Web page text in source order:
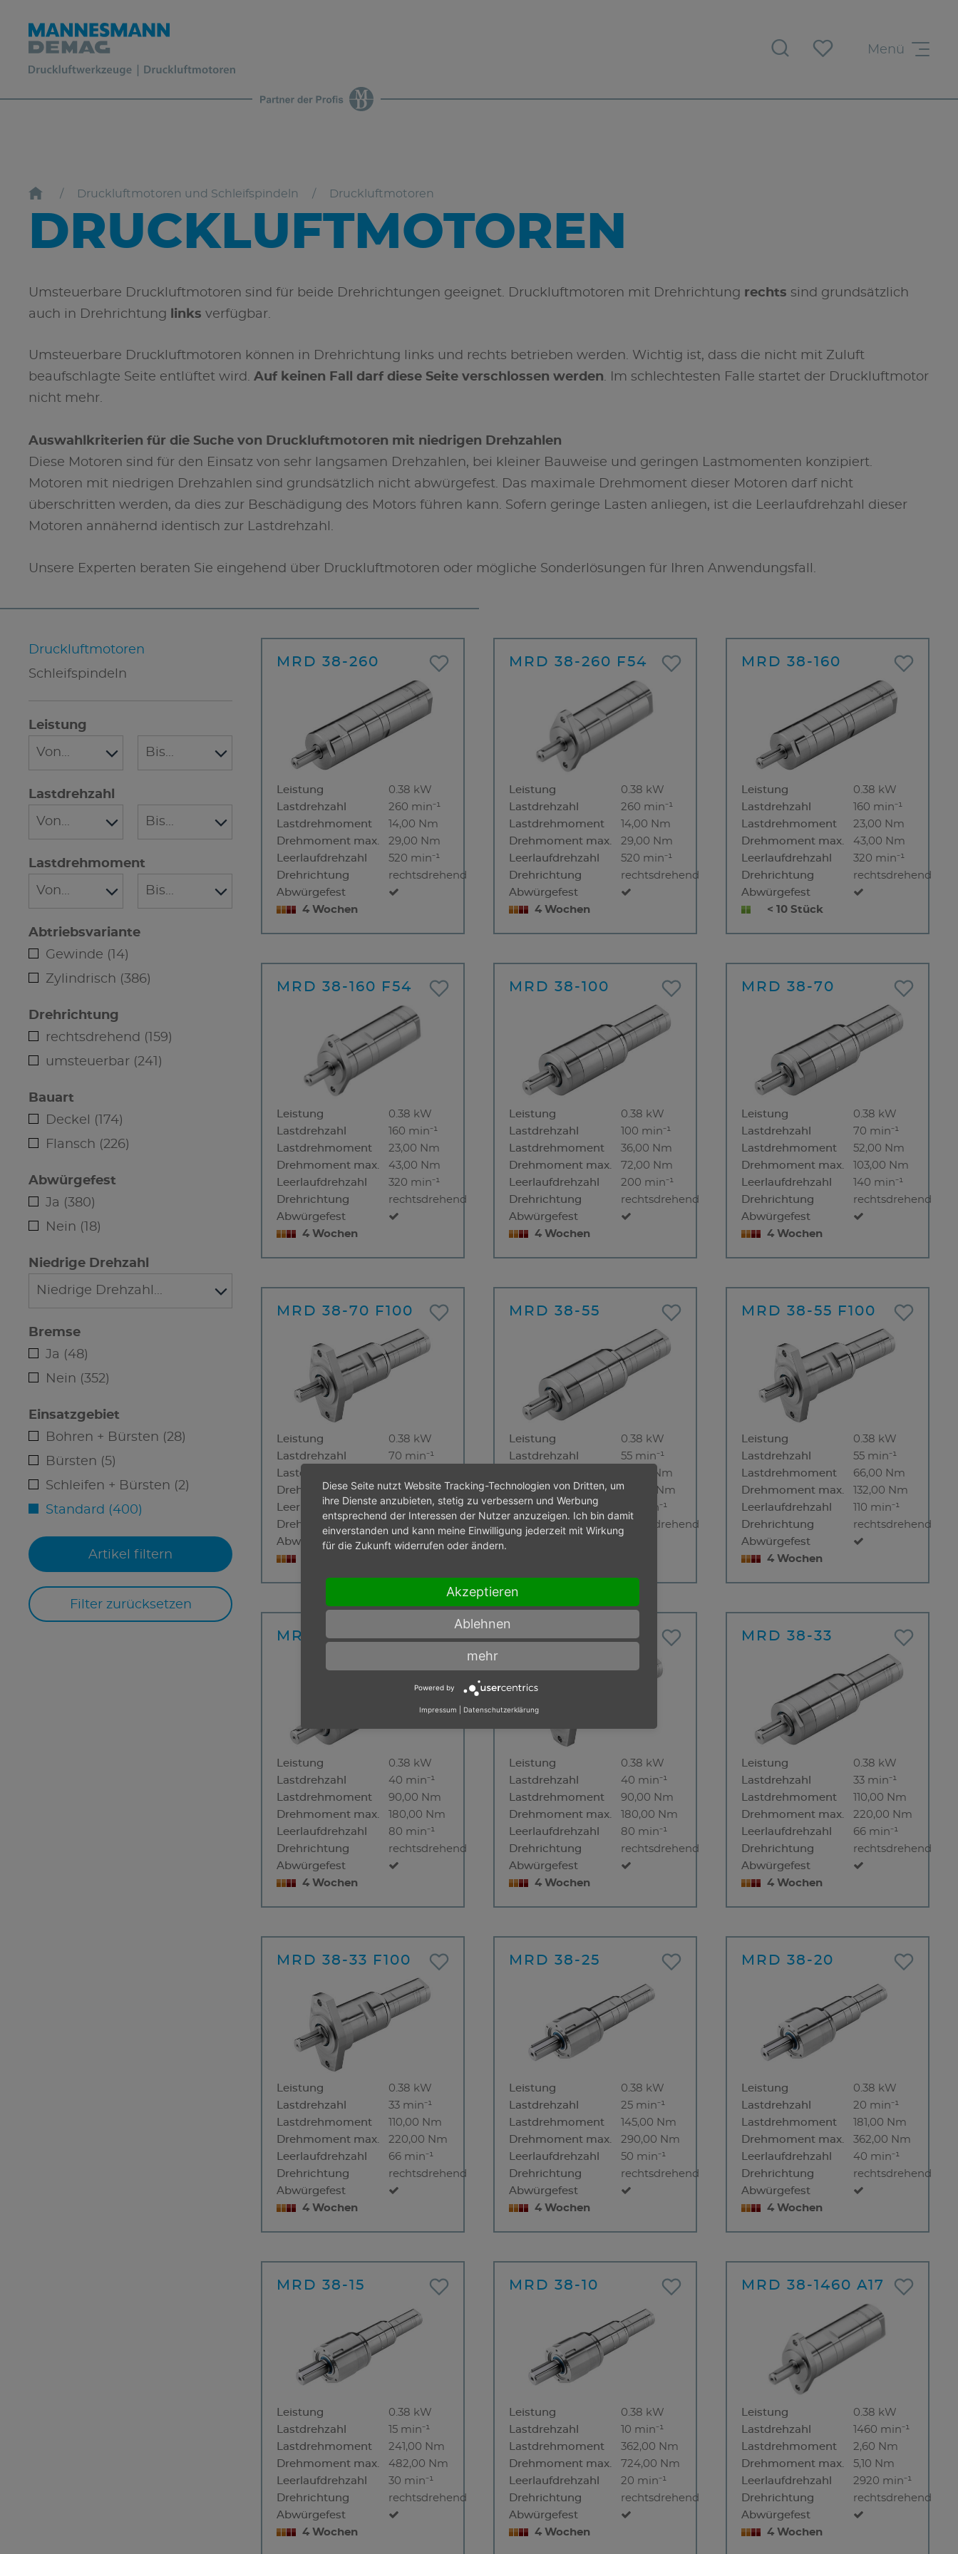
Menü
Druckluftmotoren und Schleifspindeln Druckluftmotoren
DRUCKLUFTMOTOREN
Umsteuerbare Druckluftmotoren sind für beide Drehrichtungen geeignet. Druckluftmotoren mit Drehrichtung rechts sind grundsätzlich
auch in Drehrichtung
links verfügbar.
Umsteuerbare Druckluftmotoren können in Drehrichtung links und rechts betrieben werden. Wichtig ist, dass die nicht mit Zuluft
beaufschlagte Seite entlüftet wird. Auf keinen Fall darf diese Seite verschlossen werden. Im schlechtesten Falle startet der Druckluftmotor
nicht mehr.
Auswahlkriterien für die Suche von Druckluftmotoren mit niedrigen Drehzahlen
Diese Motoren sind für den Einsatz von sehr langsamen Drehzahlen, bei kleiner Bauweise und geringen Lastmomenten konzipiert.
Motoren mit niedrigen Drehzahlen sind grundsätzlich nicht abwürgefest. Das maximale Drehmoment dieser Motoren darf nicht
überschritten werden, da dies zur Beschädigung des Motors führen kann. Sofern geringe Lasten anliegen, ist die Leerlaufdrehzahl dieser
Motoren annähernd identisch zur Lastdrehzahl.
Unsere Experten beraten Sie eingehend über Druckluftmotoren oder mögliche Sonderlösungen für Ihren Anwendungsfall.
Druckluftmotoren
Schleifspindeln
Leistung
Lastdrehzahl
Lastdrehmoment
Abtriebsvariante
Gewinde (14)
Zylindrisch (386)
Drehrichtung
rechtsdrehend (159)
umsteuerbar (241)
Bauart
Deckel (174)
Flansch (226)
Abwürgefest
Ja (380)
Nein (18)
Niedrige Drehzahl
Bremse
Ja (48)
Nein (352)
Einsatzgebiet
Bohren + Bürsten (28)
Bürsten (5)
Schleifen + Bürsten (2)
Standard (400)
MRD 38-260
Leistung
0.38 kW
Lastdrehzahl
260 min⁻¹
Lastdrehmoment
14,00 Nm
Drehmoment max.
29,00 Nm
Leerlaufdrehzahl
520 min⁻¹
Drehrichtung
rechtsdrehend
Abwürgefest
4 Wochen
MRD 38-260 F54
Leistung
0.38 kW
Lastdrehzahl
260 min⁻¹
Lastdrehmoment
14,00 Nm
Drehmoment max.
29,00 Nm
Leerlaufdrehzahl
520 min⁻¹
Drehrichtung
rechtsdrehend
Abwürgefest
4 Wochen
MRD 38-160
Leistung
0.38 kW
Lastdrehzahl
160 min⁻¹
Lastdrehmoment
23,00 Nm
Drehmoment max.
43,00 Nm
Leerlaufdrehzahl
320 min⁻¹
Drehrichtung
rechtsdrehend
Abwürgefest
< 10 Stück
MRD 38-160 F54
Leistung
0.38 kW
Lastdrehzahl
160 min⁻¹
Lastdrehmoment
23,00 Nm
Drehmoment max.
43,00 Nm
Leerlaufdrehzahl
320 min⁻¹
Drehrichtung
rechtsdrehend
Abwürgefest
4 Wochen
MRD 38-100
Leistung
0.38 kW
Lastdrehzahl
100 min⁻¹
Lastdrehmoment
36,00 Nm
Drehmoment max.
72,00 Nm
Leerlaufdrehzahl
200 min⁻¹
Drehrichtung
rechtsdrehend
Abwürgefest
4 Wochen
MRD 38-70
Leistung
0.38 kW
Lastdrehzahl
70 min⁻¹
Lastdrehmoment
52,00 Nm
Drehmoment max.
103,00 Nm
Leerlaufdrehzahl
140 min⁻¹
Drehrichtung
rechtsdrehend
Abwürgefest
4 Wochen
MRD 38-70 F100
Leistung
0.38 kW
Lastdrehzahl
70 min⁻¹
Lastdrehmoment
Drehmoment max.
103,00 Nm
Leerlaufdrehzahl
140 min⁻¹
Drehrichtung
rechtsdrehend
Abwürgefest
MRD 38-55
Leistung
0.38 kW
Lastdrehzahl
55 min⁻¹
66,00 Nm
Drehmoment max.
132,00 Nm
Leerlaufdrehzahl
110 min⁻¹
Drehrichtung
rechtsdrehend
MRD 38-55 F100
Leistung
0.38 kW
Lastdrehzahl
55 min⁻¹
Lastdrehmoment
66,00 Nm
Drehmoment max.
132,00 Nm
Leerlaufdrehzahl
110 min⁻¹
Drehrichtung
rechtsdrehend
Abwürgefest
4 Wochen
MRD 38-40
Leistung
0.38 kW
Lastdrehzahl
40 min⁻¹
Lastdrehmoment
90,00 Nm
Drehmoment max.
180,00 Nm
Leerlaufdrehzahl
80 min⁻¹
Drehrichtung
rechtsdrehend
Abwürgefest
4 Wochen
MRD 38-40 F100
Leistung
0.38 kW
Lastdrehzahl
40 min⁻¹
Lastdrehmoment
90,00 Nm
Drehmoment max.
180,00 Nm
Leerlaufdrehzahl
80 min⁻¹
Drehrichtung
rechtsdrehend
Abwürgefest
4 Wochen
MRD 38-33
Leistung
0.38 kW
Lastdrehzahl
33 min⁻¹
Lastdrehmoment
110,00 Nm
Drehmoment max.
220,00 Nm
Leerlaufdrehzahl
66 min⁻¹
Drehrichtung
rechtsdrehend
Abwürgefest
4 Wochen
MRD 38-33 F100
Leistung
0.38 kW
Lastdrehzahl
33 min⁻¹
Lastdrehmoment
110,00 Nm
Drehmoment max.
220,00 Nm
Leerlaufdrehzahl
66 min⁻¹
Drehrichtung
rechtsdrehend
Abwürgefest
4 Wochen
MRD 38-25
Leistung
0.38 kW
Lastdrehzahl
25 min⁻¹
Lastdrehmoment
145,00 Nm
Drehmoment max.
290,00 Nm
Leerlaufdrehzahl
50 min⁻¹
Drehrichtung
rechtsdrehend
Abwürgefest
4 Wochen
MRD 38-20
Leistung
0.38 kW
Lastdrehzahl
20 min⁻¹
Lastdrehmoment
181,00 Nm
Drehmoment max.
362,00 Nm
Leerlaufdrehzahl
40 min⁻¹
Drehrichtung
rechtsdrehend
Abwürgefest
4 Wochen
MRD 38-15
Leistung
0.38 kW
Lastdrehzahl
15 min⁻¹
Lastdrehmoment
241,00 Nm
Drehmoment max.
482,00 Nm
Leerlaufdrehzahl
30 min⁻¹
Drehrichtung
rechtsdrehend
Abwürgefest
4 Wochen
MRD 38-10
Leistung
0.38 kW
Lastdrehzahl
10 min⁻¹
Lastdrehmoment
362,00 Nm
Drehmoment max.
724,00 Nm
Leerlaufdrehzahl
20 min⁻¹
Drehrichtung
rechtsdrehend
Abwürgefest
4 Wochen
MRD 38-1460 A17
Leistung
0.38 kW
Lastdrehzahl
1460 min⁻¹
Lastdrehmoment
2,60 Nm
Drehmoment max.
5,10 Nm
Leerlaufdrehzahl
2920 min⁻¹
Drehrichtung
rechtsdrehend
Abwürgefest
4 Wochen
Diese Seite nutzt Website Tracking-Technologien von Dritten, um
ihre Dienste anzubieten, stetig zu verbessern und Werbung
entsprechend der Interessen der Nutzer anzuzeigen. Ich bin damit
einverstanden und kann meine Einwilligung jederzeit mit Wirkung
für die Zukunft widerrufen oder ändern.
Akzeptieren
Ablehnen
mehr
Powered by
Impressum Datenschutzerklärung